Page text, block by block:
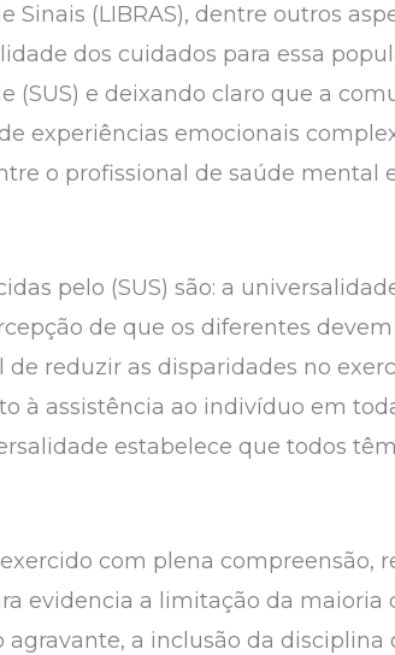
Sinais (LIBRAS), dentre outros
dos cuidados para essa
(SUS) e deixando claro que a
experiências emocionais
o profissional de saúde mental
pelo (SUS) são: a
de que os diferentes
reduzir as disparidades no
à assistência ao indivíduo em
estabelece que todos
com plena compreensão,
evidencia a limitação da maioria
agravante, a inclusão da disciplina